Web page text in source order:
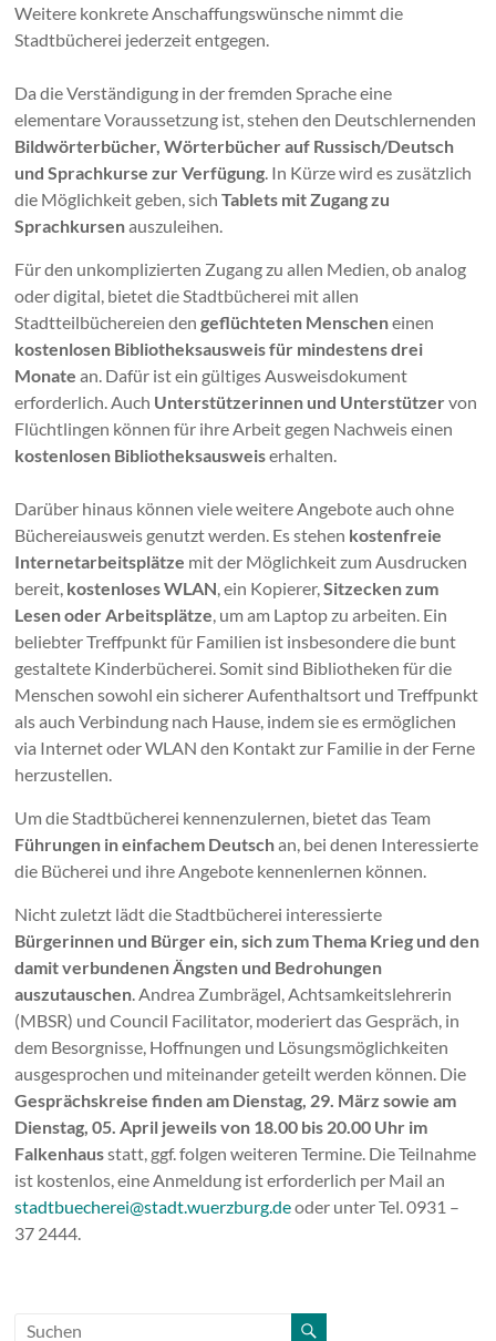
Weitere konkrete Anschaffungswünsche nimmt die
Stadtbücherei jederzeit entgegen.
Da die Verständigung in der fremden Sprache eine
elementare Voraussetzung ist, stehen den Deutschlernenden
Bildwörterbücher, Wörterbücher auf Russisch/Deutsch
und Sprachkurse zur Verfügung . In Kürze wird es zusätzlich
die Möglichkeit geben, sichTablets mit Zugang zu
Sprachkursenauszuleihen.
Für den unkomplizierten Zugang zu allen Medien, ob analog
oder digital, bietet die Stadtbücherei mit allen
Stadtteilbüchereien dengeflüchteten Menscheneinen
kostenlosen Bibliotheksausweis für mindestens drei
Monate an. Dafür ist ein gültiges Ausweisdokument
erforderlich. Auch Unterstützerinnen und Unterstützervon
Flüchtlingen können für ihre Arbeit gegen Nachweis einen
kostenlosen Bibliotheksausweiserhalten.
Darüber hinaus können viele weitere Angebote auch ohne
Büchereiausweis genutzt werden. Es stehen kostenfreie
Internetarbeitsplätze mit der Möglichkeit zum Ausdrucken
bereit, kostenloses WLAN , ein Kopierer,Sitzecken zum
Lesen oder Arbeitsplätze , um am Laptop zu arbeiten. Ein
beliebter Treffpunkt für Familien ist insbesondere die bunt
gestaltete Kinderbücherei. Somit sind Bibliotheken für die
Menschen sowohl ein sicherer Aufenthaltsort und Treffpunkt
als auch Verbindung nach Hause, indem sie es ermöglichen
via Internet oder WLAN den Kontakt zur Familie in der Ferne
herzustellen.
Um die Stadtbücherei kennenzulernen, bietet das Team
Führungen in einfachem Deutschan, bei denen Interessierte
die Bücherei und ihre Angebote kennenlernen können.
Nicht zuletzt lädt die Stadtbücherei interessierte
Bürgerinnen und Bürger ein, sich zum Thema Krieg und den
damit verbundenen Ängsten und Bedrohungen
auszutauschen . Andrea Zumbrägel, Achtsamkeitslehrerin
(MBSR) und Council Facilitator, moderiert das Gespräch, in
dem Besorgnisse, Hoffnungen und Lösungsmöglichkeiten
ausgesprochen und miteinander geteilt werden können. Die
Gesprächskreise finden am Dienstag, 29. März sowie am
Dienstag, 05. April jeweils von 18.00 bis 20.00 Uhr im
Falkenhausstatt, ggf. folgen weiteren Termine. Die Teilnahme
ist kostenlos, eine Anmeldung ist erforderlich per Mail an
stadtbuecherei@stadt.wuerzburg.deoder unter Tel. 0931 –
37 2444.